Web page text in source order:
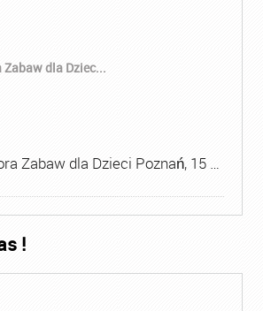
dla Dziec...
Zabaw dla Dzieci Poznań, 15 …
!